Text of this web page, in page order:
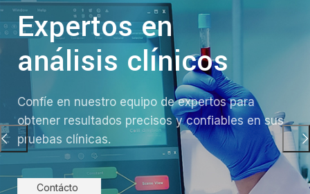
Expertos en
análisis clínicos
Confíe en nuestro equipo de expertos para
obtener resultados precisos y confiables en sus
pruebas clínicas.
Contácto